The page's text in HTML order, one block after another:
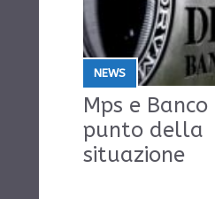
NEWS
Mps e
punto della
situazione